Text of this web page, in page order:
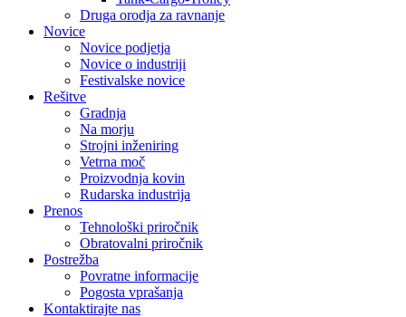
Druga orodja za ravnanje
Novice
Novice podjetja
Novice o industriji
Festivalske novice
Rešitve
Gradnja
Na morju
Strojni inženiring
Vetrna moč
Proizvodnja kovin
Rudarska industrija
Prenos
Tehnološki priročnik
Obratovalni priročnik
Postrežba
Povratne informacije
Pogosta vprašanja
Kontaktirajte nas